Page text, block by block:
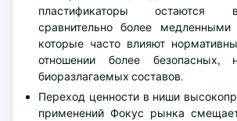
пластификаторы
сравнительно более медленными
которые часто влияют
отношении более безопасных,
биоразлагаемых составов.
Переход ценности в ниши
применений Фокус рынка